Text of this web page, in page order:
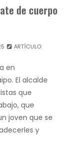
de cuerpo
ARTÍCULO
en
El alcalde
que
que
joven que se
y